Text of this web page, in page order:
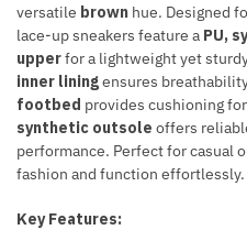
versatile brown hue. Designed
lace-up sneakers feature a PU,
upperfor a lightweight yet
inner liningensures
footbed provides cushioning
synthetic outsole offers
performance. Perfect for casual
fashion and function effortlessly.
Key Features: